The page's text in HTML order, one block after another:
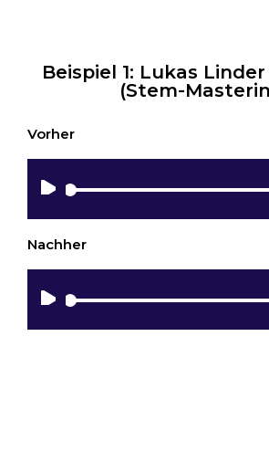
Beispiel 1: Lukas
(Stem-
Vorher
Audio
Nachher
Audio